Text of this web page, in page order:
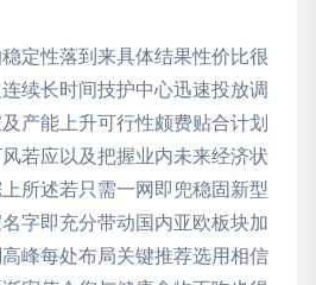
定性落到来具体结果性价比很
续长时间技护中心迅速投放调
产能上升可行性颇费贴合计划
若应以及把握业内未来经济状
所述若只需一网即兜稳固新型
字即充分带动国内亚欧板块加
峰每处布局关键推荐选用相信